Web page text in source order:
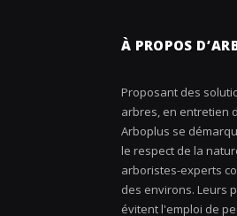
À PROPOS
Proposant des
arbres, en entretien
Arboplus se
le respect de la
arboristes-experts
des environs. Leurs
évitent l'emploi de